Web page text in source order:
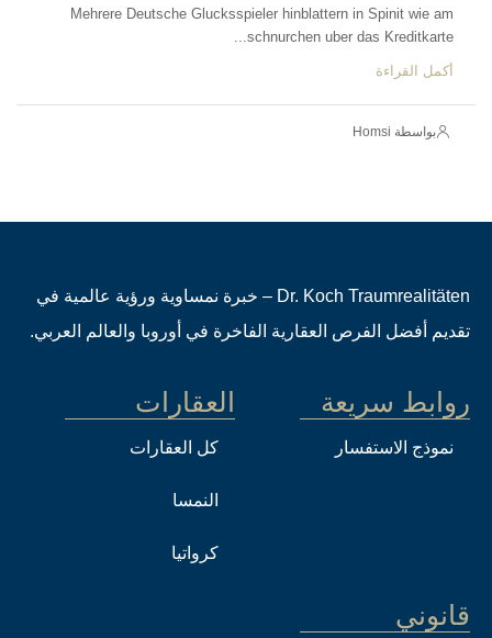
Mehrere Deutsche Glucksspieler hinblattern in Spinit wie am
schnurchen uber das Kreditkarte...
أكمل القراءة
بواسطة Homsi
Dr. Koch Traumrealitäten – خبرة نمساوية ورؤية عالمية في
تقديم أفضل الفرص العقارية الفاخرة في أوروبا والعالم العربي.
روابط سريعة
نموذج الاستفسار
العقارات
كل العقارات
النمسا
كرواتيا
قانوني